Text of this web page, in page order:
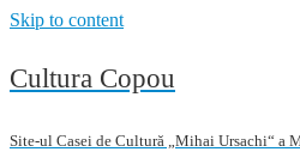
Skip to content
Cultura Copou
Site-ul Casei de Cultură „Mihai Ursachi“ a